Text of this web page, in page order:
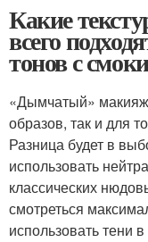
Какие
всего
тонов с
«Дымчатый»
образов, так и для
Разница будет в
использовать
классических
смотреться
использовать тени